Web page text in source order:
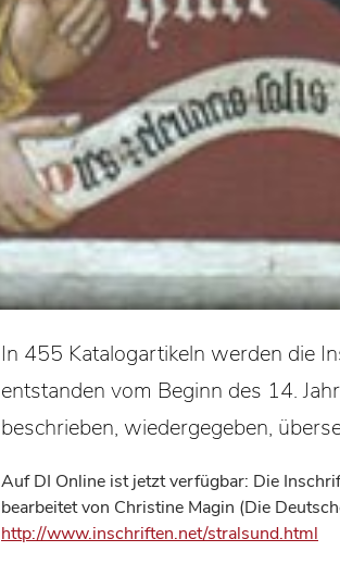
In 455 Katalogartikeln werden die
entstanden vom Beginn des 14.
beschrieben, wiedergegeben,
Auf DI Online ist jetzt verfügbar: Die
bearbeitet von Christine Magin (Die
http://www.inschriften.net/stralsund.html